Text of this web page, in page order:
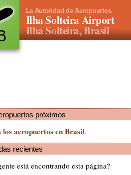
La Autoridad de Aeropuertos
Ilha Solteira Airport
Ilha Solteira, Brasil
próximos
los aeropuertos en Brasil.
recientes
está encontrando esta página?